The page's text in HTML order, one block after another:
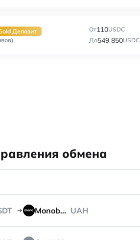
Депозит
От110USDC
До549 850USDC
обмена
Monobank UAH